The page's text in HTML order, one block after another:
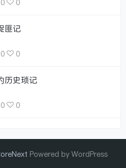
0 0
匪记
0 0
历史琐记
0 0
Powered by WordPress